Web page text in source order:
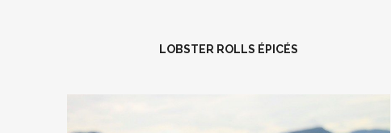
LOBSTER ROLLS ÉPICÉS